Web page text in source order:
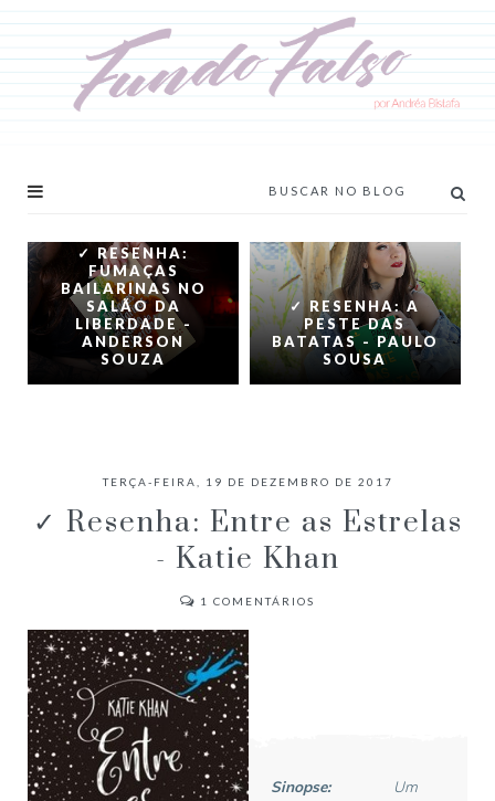
✓ RESENHA:
FUMAÇAS
BAILARINAS NO
SALÃO DA
LIBERDADE -
ANDERSON
SOUZA
✓ RESENHA: A
PESTE DAS
BATATAS - PAULO
SOUSA
TERÇA-FEIRA, 19 DE DEZEMBRO DE 2017
✓ Resenha: Entre as Estrelas
- Katie Khan
1 COMENTÁRIOS
Sinopse:Um